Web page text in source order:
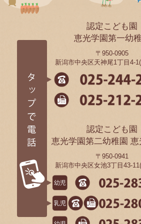
認定こども園
恵光学園第一幼
〒950-0905
新潟市中央区天神尾1丁目4-1(
認定こども園
恵光学園第二幼稚園 恵
〒950-0941
新潟市中央区女池3丁目43-11(